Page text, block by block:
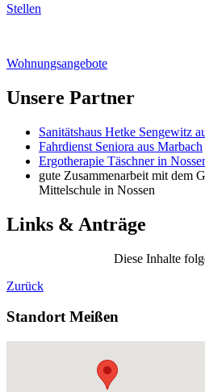
Stellen
Wohnungsangebote
Unsere Partner
Sanitätshaus Hetke Sengewitz
Fahrdienst Seniora aus Marbach
Ergotherapie Täschner in
gute Zusammenarbeit mit dem
Mittelschule in Nossen
Links & Anträge
Diese Inhalte
Zurück
Standort Meißen